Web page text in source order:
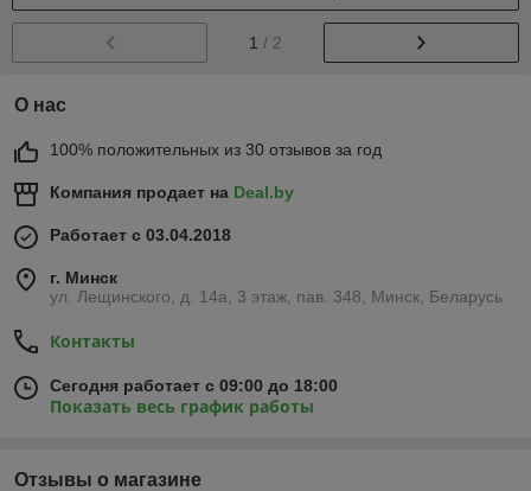
1 / 2
О нас
100% положительных из 30 отзывов за год
Компания продает на Deal.by
Работает с 03.04.2018
г. Минск
ул. Лещинского, д. 14а, 3 этаж, пав. 348, Минск, Беларусь
Контакты
Сегодня работает с 09:00 до 18:00
Показать весь график работы
Отзывы о магазине